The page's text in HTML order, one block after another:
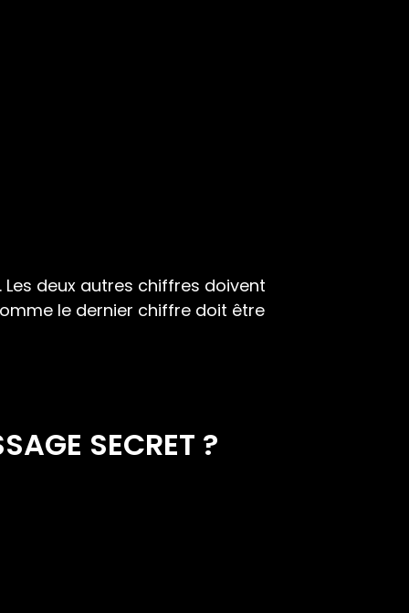
deux autres chiffres doivent
le dernier chiffre doit être
SECRET ?